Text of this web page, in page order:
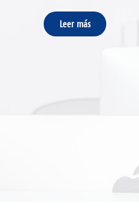
del resto.
Leer más
Leer más